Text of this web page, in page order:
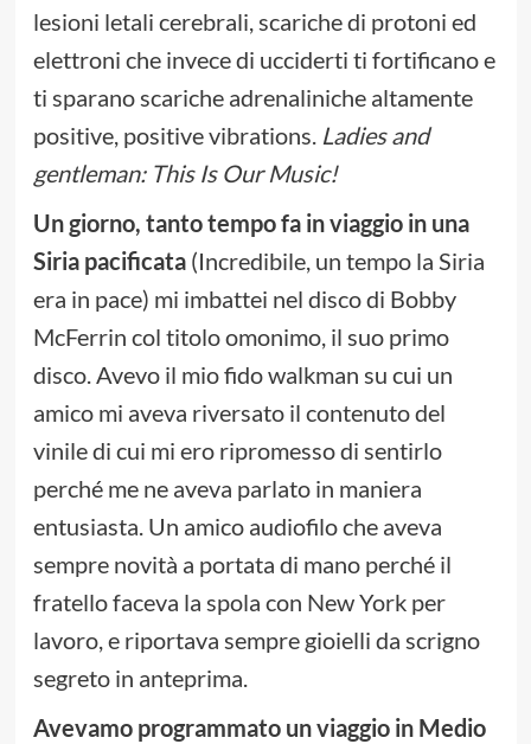
lesioni letali cerebrali, scariche di protoni ed
elettroni che invece di ucciderti ti fortificano e
ti sparano scariche adrenaliniche altamente
positive, positive vibrations. Ladies and
gentleman: This Is Our Music!
Un giorno, tanto tempo fa in viaggio in una
Siria pacificata (Incredibile, un tempo la Siria
era in pace) mi imbattei nel disco di Bobby
McFerrin col titolo omonimo, il suo primo
disco. Avevo il mio fido walkman su cui un
amico mi aveva riversato il contenuto del
vinile di cui mi ero ripromesso di sentirlo
perché me ne aveva parlato in maniera
entusiasta. Un amico audiofilo che aveva
sempre novità a portata di mano perché il
fratello faceva la spola con New York per
lavoro, e riportava sempre gioielli da scrigno
segreto in anteprima.
Avevamo programmato un viaggio in Medio